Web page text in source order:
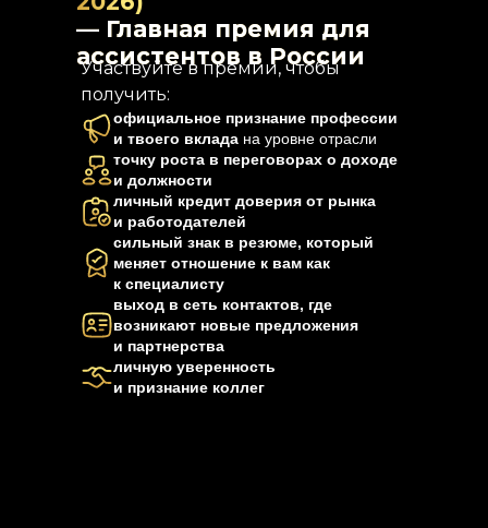
— Главная премия для
ассистентов в России
Участвуйте в премии, чтобы
получить:
официальное признание профессии
и твоего вклада на уровне отрасли
точку роста в переговорах о доходе
и должности
личный кредит доверия от рынка
и работодателей
сильный знак в резюме, который
меняет отношение к вам как
к специалисту
выход в сеть контактов, где
возникают новые предложения
и партнерства
личную уверенность
и признание коллег